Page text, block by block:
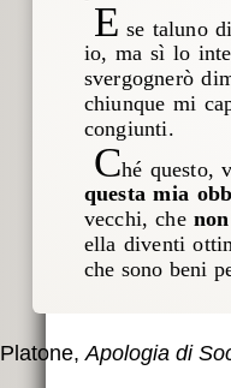
E se taluno
io, ma sì lo
svergognerò
chiunque mi
congiunti.
Ché questo,
questa mia
vecchi, che
ella diventi
che sono beni
Platone,Apologia di